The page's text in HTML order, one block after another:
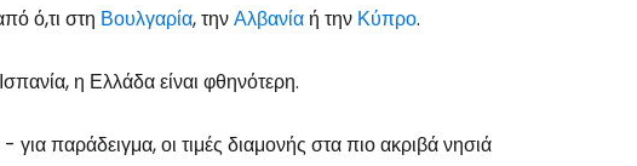
ό,τι στη Βουλγαρία, τηνΑλβανία ή την Κύπρο.
η Ελλάδα είναι φθηνότερη.
παράδειγμα, οι τιμές διαμονής στα πιο ακριβά νησιά